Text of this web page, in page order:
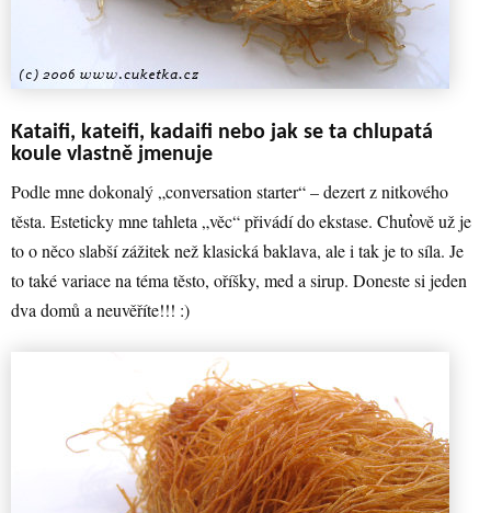
Kataifi, kateifi, kadaifi nebo jak se ta chlupatá
koule vlastně jmenuje
Podle mne dokonalý „conversation starter“ – dezert z nitkového
těsta. Esteticky mne tahleta „věc“ přivádí do ekstase. Chuťově už je
to o něco slabší zážitek než klasická baklava, ale i tak je to síla. Je
to také variace na téma těsto, oříšky, med a sirup. Doneste si jeden
dva domů a neuvěříte!!! :)